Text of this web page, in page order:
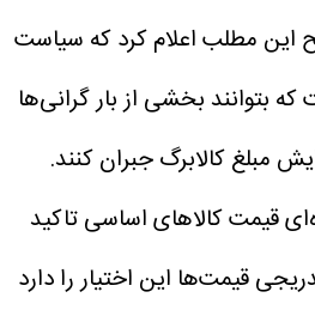
این مطلب اعلام کرد که سیاست
بتوانند بخشی از بار گرانی‌ها
مبلغ کالابرگ جبران کنند.
قیمت کالا‌های اساسی تاکید
قیمت‌ها این اختیار را دارد